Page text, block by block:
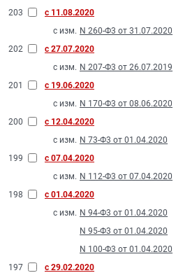
203
с 11.08.2020
с изм. N 260-Ф3 от 31.07.2020
202
с 27.07.2020
с изм. N 207-Ф3 от 26.07.2019
201
с 19.06.2020
с изм. N 170-Ф3 от 08.06.2020
200
с 12.04.2020
с изм. N 73-Ф3 от 01.04.2020
199
с 07.04.2020
с изм. N 112-Ф3 от 07.04.2020
198
с 01.04.2020
с изм. N 94-Ф3 от 01.04.2020
N 95-Ф3 от 01.04.2020
N 100-Ф3 от 01.04.2020
197
с 29.02.2020